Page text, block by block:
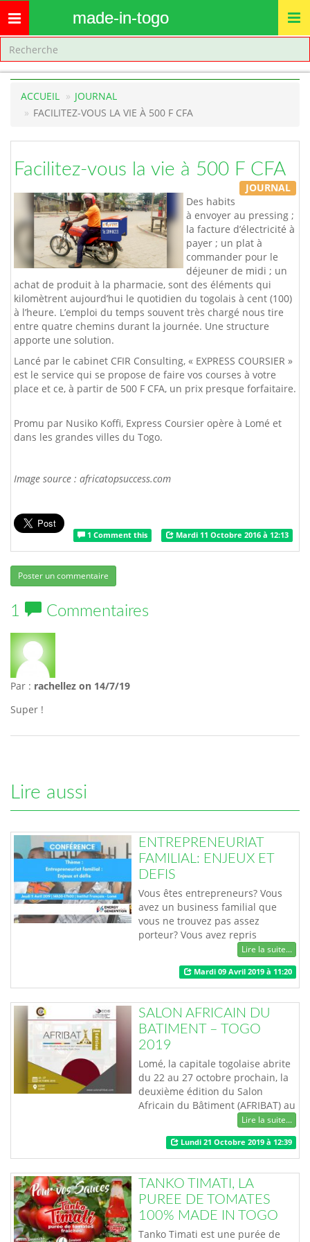
Toggle
navigation
made-in-togo
ACCUEIL
JOURNAL
FACILITEZ-VOUS LA VIE À 500 F CFA
Facilitez-vous la vie à 500 F CFA
JOURNAL
Des habits
à envoyer au pressing ;
la facture d’électricité à
payer ; un plat à
commander pour le
déjeuner de midi ; un
achat de produit à la pharmacie, sont des éléments qui
kilomètrent aujourd’hui le quotidien du togolais à cent (100)
à l’heure. L’emploi du temps souvent très chargé nous tire
entre quatre chemins durant la journée. Une structure
apporte une solution.
Lancé par le cabinet CFIR Consulting, « EXPRESS COURSIER »
est le service qui se propose de faire vos courses à votre
place et ce, à partir de 500 F CFA, un prix presque forfaitaire.
Promu par Nusiko Koffi, Express Coursier opère à Lomé et
dans les grandes villes du Togo.
Image source : africatopsuccess.com
1 Comment this Mardi 11 Octobre 2016 à 12:13
Poster un commentaire
1 Commentaires
Par : rachellez on 14/7/19
Super !
Lire aussi
ENTREPRENEURIAT
FAMILIAL: ENJEUX ET
DEFIS
Vous êtes entrepreneurs? Vous
avez un business familial que
vous ne trouvez pas assez
porteur? Vous avez repris
l'entreprise familiale mais vous
rencontrez des difficultés? Vous
voulez que vos enfants prennent
votre relève dans votre métier?
Energy Generation vous convie à
la conférence spéciale
"Entrepreneuriat familial: enjeux
et défis" animée …
Lire la suite...
Mardi 09 Avril 2019 à 11:20
SALON AFRICAIN DU
BATIMENT – TOGO
2019
Lomé, la capitale togolaise abrite
du 22 au 27 octobre prochain, la
deuxième édition du Salon
Africain du Bâtiment (AFRIBAT) au
Centre Togolais des Expositions
et Foire (CETEF) TOGO 2000.
AFRIBAT Togo vise à offrir une
véritable opportunité pour
dynamiser la coopération et le
partenariat entre acteurs des
BTP, une plateforme de brassage
de savo…
Lire la suite...
Lundi 21 Octobre 2019 à 12:39
TANKO TIMATI, LA
PUREE DE TOMATES
100% MADE IN TOGO
Tanko Timati est une purée de